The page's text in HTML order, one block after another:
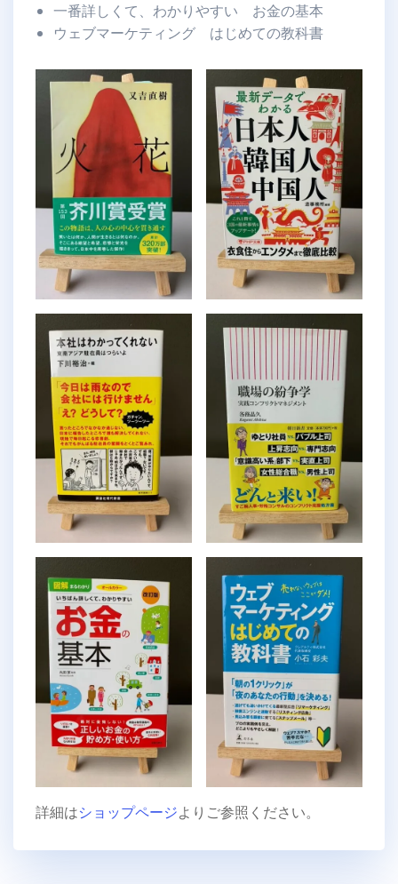
一番詳しくて、わかりやすい お金の基本
ウェブマーケティング はじめての教科書
詳細はショップページよりご参照ください。